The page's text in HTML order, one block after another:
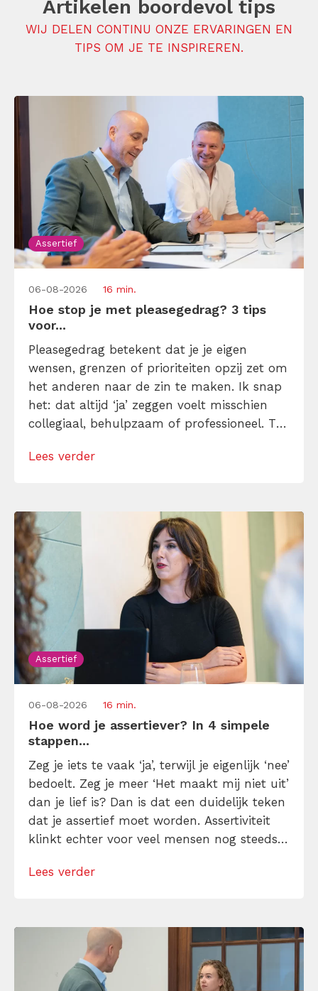
Artikelen boordevol tips
WIJ DELEN CONTINU ONZE ERVARINGEN EN
TIPS OM JE TE INSPIREREN.
Assertief
06-08-2026 16 min.
Hoe stop je met pleasegedrag? 3 tips
voor...
Pleasegedrag betekent dat je je eigen
wensen, grenzen of prioriteiten opzij zet om
het anderen naar de zin te maken. Ik snap
het: dat altijd ‘ja’ zeggen voelt misschien
collegiaal, behulpzaam of professioneel. Tot
andermans prioriteiten en je eigen werk
[…]
Lees verder
Assertief
06-08-2026 16 min.
Hoe word je assertiever? In 4 simpele
stappen...
Zeg je iets te vaak ‘ja’, terwijl je eigenlijk ‘nee’
bedoelt. Zeg je meer ‘Het maakt mij niet uit’
dan je lief is? Dan is dat een duidelijk teken
dat je assertief moet worden. Assertiviteit
klinkt echter voor veel mensen nog steeds
maar dat is niet zo. Assertiviteit draait juist
Lees verder